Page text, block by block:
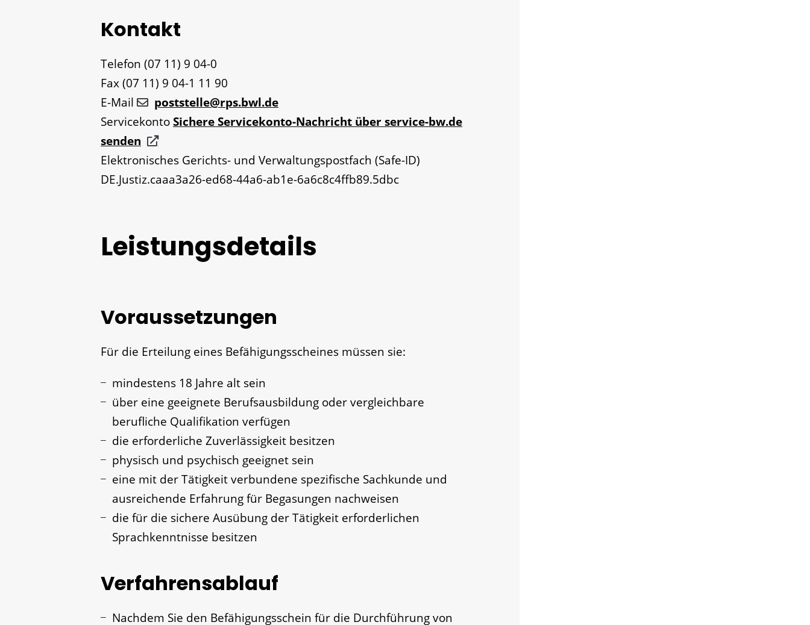
Kontakt
Telefon (07 11) 9 04-0
Fax(07 11) 9 04-1 11 90
E-Mail
poststelle@rps.bwl.de
ServicekontoSichere Servicekonto-Nachricht über service-bw.de
senden
Elektronisches Gerichts- und Verwaltungspostfach (Safe-ID)
DE.Justiz.caaa3a26-ed68-44a6-ab1e-6a6c8c4ffb89.5dbc
Leistungsdetails
Voraussetzungen
Für die Erteilung eines Befähigungsscheines müssen sie:
mindestens 18 Jahre alt sein
über eine geeignete Berufsausbildung oder vergleichbare
berufliche Qualifikation verfügen
die erforderliche Zuverlässigkeit besitzen
physisch und psychisch geeignet sein
eine mit der Tätigkeit verbundene spezifische Sachkunde und
ausreichende Erfahrung für Begasungen nachweisen
die für die sichere Ausübung der Tätigkeit erforderlichen
Sprachkenntnisse besitzen
Verfahrensablauf
Nachdem Sie den Befähigungsschein für die Durchführung von